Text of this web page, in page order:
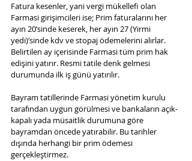
Fatura kesenler, yani vergi mükellefi olan
Farmasi girişimcileri ise; Prim faturalarını her
ayın 20’sinde keserek, her ayın 27 (Yirmi
yedi)’sinde kdv ve stopaj ödemelerini alırlar.
Belirtilen ay içerisinde Farmasi tüm prim hak
edişini yatırır. Resmi tatile denk gelmesi
durumunda ilk iş günü yatırılır.
Bayram tatillerinde Farmasi yönetim kurulu
tarafından uygun görülmesi ve bankaların açık-
kapalı yada müsaitlik durumuna göre
bayramdan öncede yatırabilir. Bu tarihler
dışında herhangi bir prim ödemesi
gerçekleştirmez.